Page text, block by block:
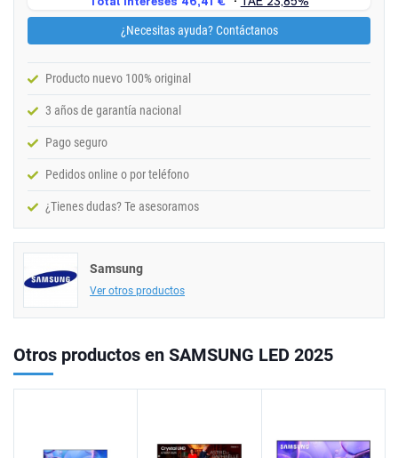
¿Necesitas ayuda? Contáctanos
Producto nuevo 100% original
3 años de garantía nacional
Pago seguro
Pedidos online o por teléfono
¿Tienes dudas? Te asesoramos
Samsung
Ver otros productos
Otros productos en SAMSUNG LED 2025